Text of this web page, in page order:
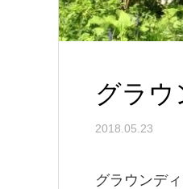
グラウ
2018.05.23
グラウンデ